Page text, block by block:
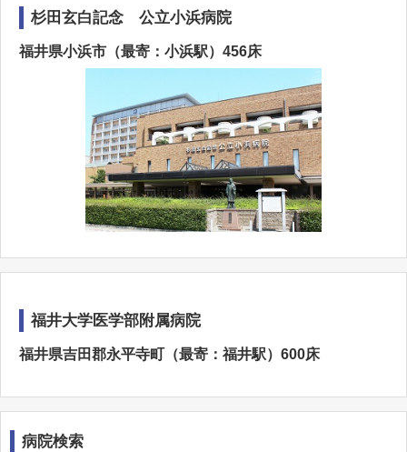
杉田玄白記念 公立小浜病院
福井県小浜市（最寄：小浜駅）456床
福井大学医学部附属病院
福井県吉田郡永平寺町（最寄：福井駅）600床
病院検索